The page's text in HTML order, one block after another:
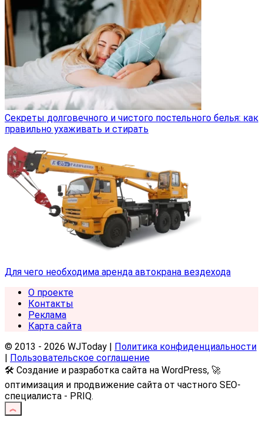
Секреты долговечного и чистого постельного белья: как
правильно ухаживать и стирать
Для чего необходима аренда автокрана вездехода
О проекте
Контакты
Реклама
Карта сайта
© 2013 - 2026 WJToday | Политика конфиденциальности
| Пользовательское соглашение
🛠️ Создание и разработка сайта на WordPress, 🚀
оптимизация и продвижение сайта от частного SEO-
специалиста - PRIQ.